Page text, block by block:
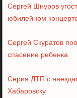
Сергей Шнуров
юбилейном
Сергей Скуратов
спасение ребенка
Серия ДТП с
Хабаровску